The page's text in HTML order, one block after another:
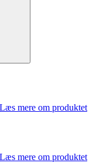
Læs mere om produktet
Læs mere om produktet